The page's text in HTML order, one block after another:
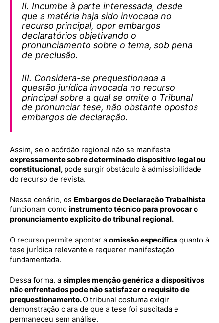
II. Incumbe à parte interessada, desde
que a matéria haja sido invocada no
recurso principal, opor embargos
declaratórios objetivando o
pronunciamento sobre o tema, sob pena
de preclusão.
III. Considera-se prequestionada a
questão jurídica invocada no recurso
principal sobre a qual se omite o Tribunal
de pronunciar tese, não obstante opostos
embargos de declaração.
Assim, se o acórdão regional não se manifesta
expressamente sobre determinado dispositivo legal ou
constitucional, pode surgir obstáculo à admissibilidade
do recurso de revista.
Nesse cenário, os Embargos de Declaração Trabalhista
funcionam como instrumento técnico para provocar o
pronunciamento explícito do tribunal regional.
O recurso permite apontar a omissão específica quanto à
tese jurídica relevante e requerer manifestação
fundamentada.
Dessa forma, a simples menção genérica a dispositivos
não enfrentados pode não satisfazer o requisito de
prequestionamento.O tribunal costuma exigir
demonstração clara de que a tese foi suscitada e
permaneceu sem análise.